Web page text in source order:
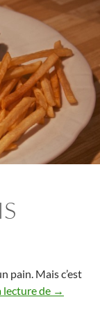
pain. Mais c’est
de Pan
→